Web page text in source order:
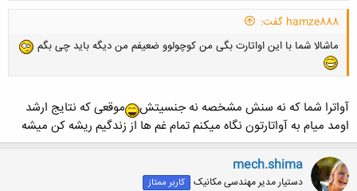
hamze888 گفت:
ماشالا شما با این اواتارت بگی من کوچولوو ضعیفم من دیگه باید چی بگم
آواترا شما که نه سنش مشخصه نه جنسیتش
موقعی که نتایج ارشد
اومد میام به آواتارتون نگاه میکنم تمام غم ها از زندگیم ریشه کن میشه
mech.shima
دستیار مدیر مهندسی مکانیک کاربر ممتاز